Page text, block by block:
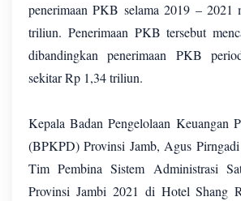
penerimaan PKB selama 2019 – 2021
triliun. Penerimaan PKB tersebut
dibandingkan penerimaan PKB
sekitar Rp 1,34 triliun.
Kepala Badan Pengelolaan Keuangan
(BPKPD) Provinsi Jamb, Agus
Tim Pembina Sistem Administrasi
Provinsi Jambi 2021 di Hotel Shang